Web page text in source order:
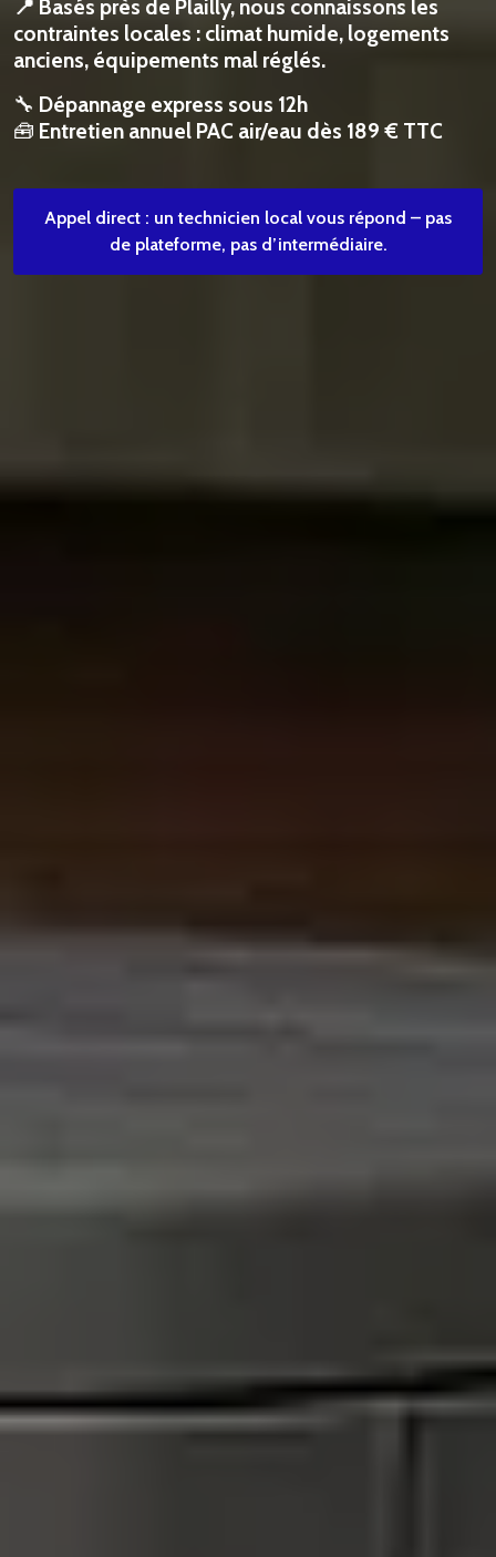
📍 Basés près de Plailly, nous connaissons les
contraintes locales : climat humide, logements
anciens, équipements mal réglés.
🔧 Dépannage express sous 12h
🧰 Entretien annuel PAC air/eau dès 189 € TTC
Appel direct : un technicien local vous répond – pas
de plateforme, pas d’intermédiaire.